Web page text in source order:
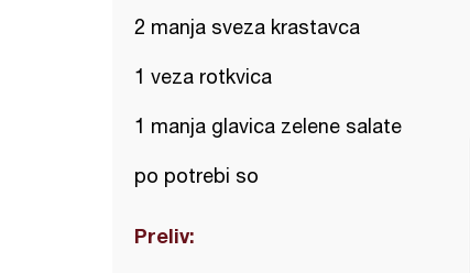
2 manja sveza krastavca
1 veza rotkvica
1 manja glavica zelene salate
po potrebi so
Preliv: